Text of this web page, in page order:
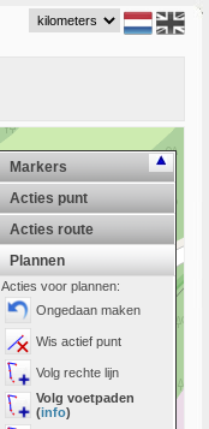
Markers
Acties punt
Acties route
Plannen
Acties voor plannen:
Ongedaan maken
Wis actief punt
Volg rechte lijn
Volg voetpaden
(info)